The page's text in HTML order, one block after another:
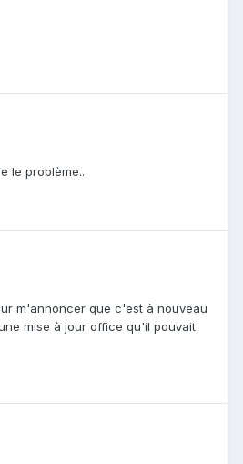
le problème...
m'annoncer que c'est à nouveau
mise à jour office qu'il pouvait